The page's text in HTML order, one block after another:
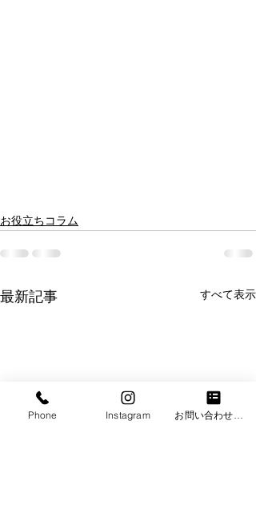
お役立ちコラム
最新記事 すべて表示
Phone Instagram